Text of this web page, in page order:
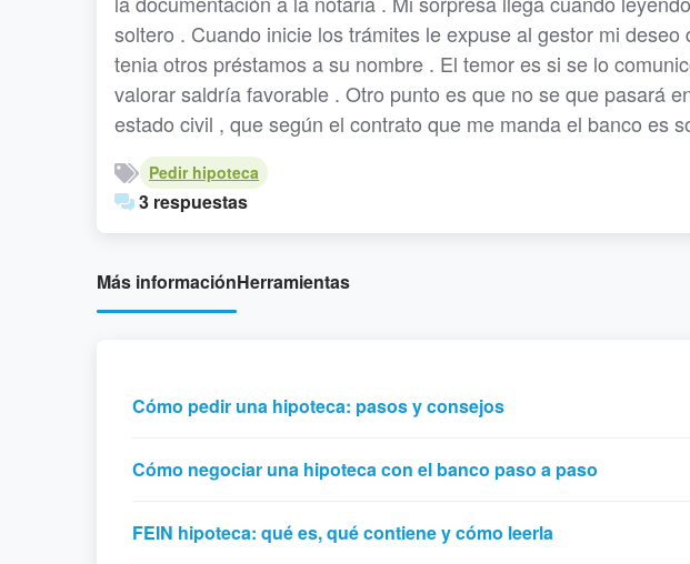
soltero . Cuando inicie los trámites le expuse al gestor mi
tenia otros préstamos a su nombre . El temor es si se lo
valorar saldría favorable . Otro punto es que no se que pasará
estado civil , que según el contrato que me manda el banco es
Pedir hipoteca
3 respuestas
Más informaciónHerramientas
Cómo pedir una hipoteca: pasos y consejos
Cómo negociar una hipoteca con el banco paso a paso
FEIN hipoteca: qué es, qué contiene y cómo leerla